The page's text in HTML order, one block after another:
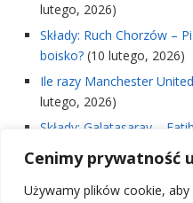
Cenimy prywatność
Używamy plików cookie,
lutego, 2026)
Składy: Ruch Chorzów –
boisko? (10 lutego, 2026)
Ile razy Manchester
lutego, 2026)
Składy: Galatasaray –
Ranking kotwic
(10 lutego, 2026)